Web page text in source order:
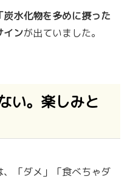
炭水化物を多めに摂った
インが出ていました。
い。楽しみと
「ダメ」「食べちゃダ